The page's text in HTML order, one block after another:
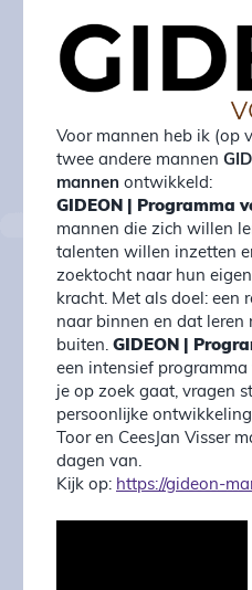
Voor mannen heb ik (op
twee andere mannen
mannen ontwikkeld:
GIDEON | Programma
mannen die zich willen
talenten willen inzetten
zoektocht naar hun
kracht. Met als doel: een
naar binnen en dat leren
buiten. GIDEON |
een intensief
je op zoek gaat, vragen
persoonlijke
Toor en CeesJan Visser
dagen van.
Kijk op: https://gideon-